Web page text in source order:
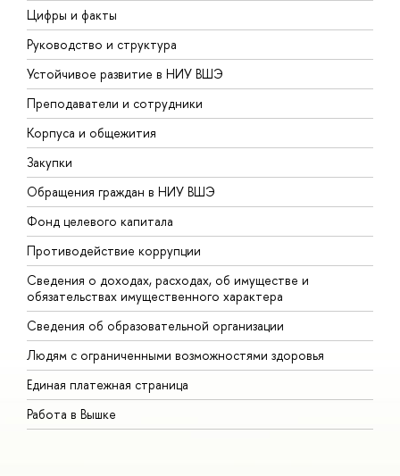
Цифры и факты
Руководство и структура
Устойчивое развитие в НИУ ВШЭ
Преподаватели и сотрудники
Корпуса и общежития
Закупки
Обращения граждан в НИУ ВШЭ
Фонд целевого капитала
Противодействие коррупции
Сведения о доходах, расходах, об имуществе и
обязательствах имущественного характера
Сведения об образовательной организации
Людям с ограниченными возможностями здоровья
Единая платежная страница
Работа в Вышке